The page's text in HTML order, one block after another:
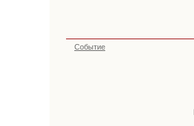
Событие